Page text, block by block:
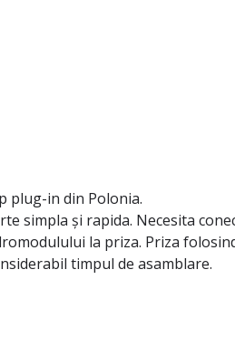
plug-in din Polonia.
simpla și rapida. Necesita
la priza. Priza
timpul de asamblare.